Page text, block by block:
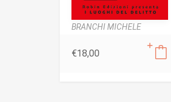
BRANCHI MICHELE
€18,00